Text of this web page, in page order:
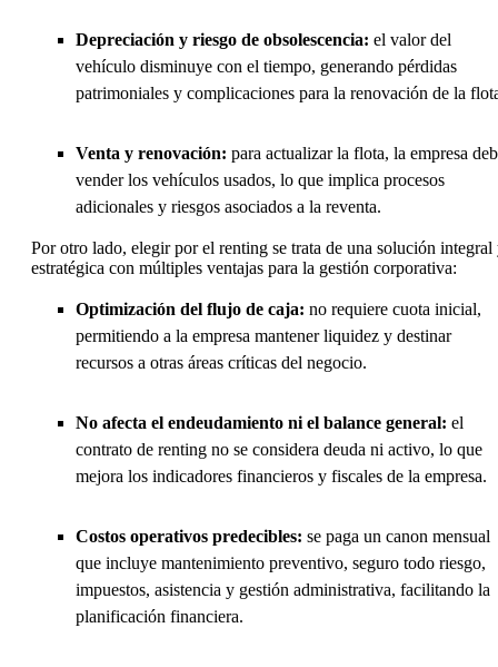
Depreciación y riesgo de obsolescencia: el valor del
vehículo disminuye con el tiempo, generando pérdidas
patrimoniales y complicaciones para la renovación de la
Venta y renovación: para actualizar la flota, la empresa
vender los vehículos usados, lo que implica procesos
adicionales y riesgos asociados a la reventa.
Por otro lado, elegir por el renting se trata de una solución integral
estratégica con múltiples ventajas para la gestión corporativa:
Optimización del flujo de caja: no requiere cuota inicial,
permitiendo a la empresa mantener liquidez y destinar
recursos a otras áreas críticas del negocio.
No afecta el endeudamiento ni el balance general: el
contrato de renting no se considera deuda ni activo, lo que
mejora los indicadores financieros y fiscales de la empresa.
Costos operativos predecibles: se paga un canon mensual
que incluye mantenimiento preventivo, seguro todo riesgo,
impuestos, asistencia y gestión administrativa, facilitando la
planificación financiera.